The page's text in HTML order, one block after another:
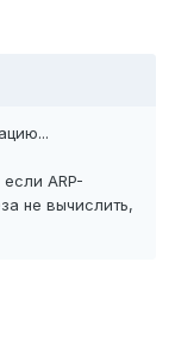
ARP-
не вычислить,